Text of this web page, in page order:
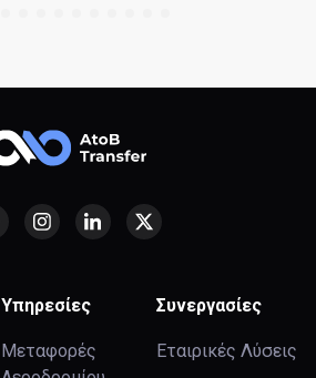
Υπηρεσίες
Μεταφορές
Συνεργασίες
Εταιρικές Λύσεις